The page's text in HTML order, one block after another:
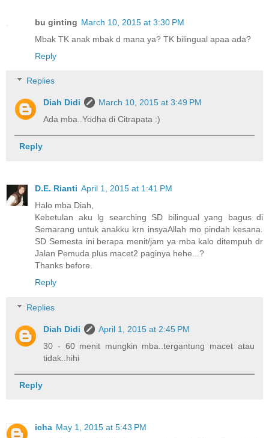
bu ginting March 10, 2015 at 3:30 PM
Mbak TK anak mbak d mana ya? TK bilingual apaa ada?
Reply
Replies
Diah Didi
March 10, 2015 at 3:49 PM
Ada mba..Yodha di Citrapata :)
Reply
D.E. Rianti April 1, 2015 at 1:41 PM
Halo mba Diah,
Kebetulan aku lg searching SD bilingual yang bagus di
Semarang untuk anakku krn insyaAllah mo pindah kesana.
SD Semesta ini berapa menit/jam ya mba kalo ditempuh dr
Jalan Pemuda plus macet2 paginya hehe...?
Thanks before.
Reply
Replies
Diah Didi
April 1, 2015 at 2:45 PM
30 - 60 menit mungkin mba..tergantung macet atau
tidak..hihi
Reply
icha May 1, 2015 at 5:43 PM